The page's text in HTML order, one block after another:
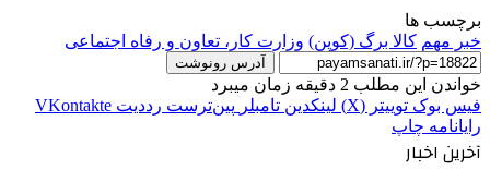
برچسب ها
خبر مهم کالا برگ (کوپن) وزارت کار، تعاون و رفاه اجتماعی
آدرس رونوشت
خواندن این مطلب 2 دقیقه زمان میبرد
فیس بوک توییتر (X) لینکدین ‫تامبلر ‫پین‌ترست ‫رددیت ‫VKontakte
رایانامه چاپ
آخرین اخبار